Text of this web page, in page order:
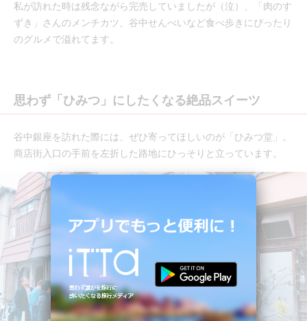
私が訪れた時は残念ながら完売していましたが（泣）、「肉のす
ずき」さんのメンチカツ、谷中せんべいなど食べ歩きにぴったり
のグルメで溢れてます。
思わず「ひみつ」にしたくなる絶品スイーツ
谷中銀座を訪れた際には、ぜひ寄ってほしいのが「ひみつ堂」。
商店街入口の手前を左折した路地にひっそりと立っています。